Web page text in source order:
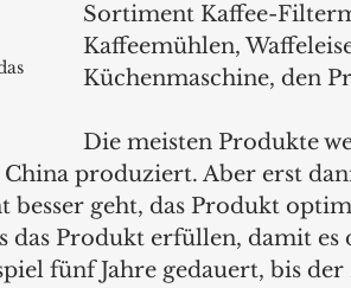
Sortiment Kaffee-
Kaffeemühlen,
Küchenmaschine, den
Die meisten Produkte
produziert. Aber erst
besser geht, das Produkt
das Produkt erfüllen, damit es
fünf Jahre gedauert, bis